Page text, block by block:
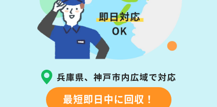
兵庫県、神戸市内広域で対応
最短即日中に回収！